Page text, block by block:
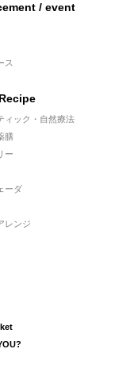
/ event
ス
ィック・自然療法
膳
ー
ーダ
レンジ